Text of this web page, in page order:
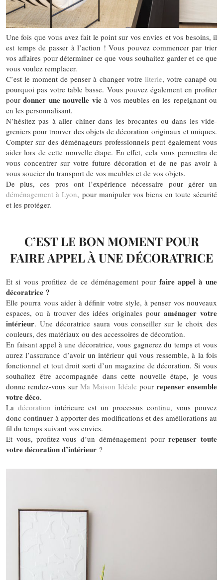
Une fois que vous avez fait le point sur vos envies et vos besoins, il
est temps de passer à l’action ! Vous pouvez commencer par trier
vos affaires pour déterminer ce que vous souhaitez garder et ce que
vous voulez remplacer.
C’est le moment de penser à changer votre literie, votre canapé ou
pourquoi pas votre table basse. Vous pouvez également en profiter
pourdonner une nouvelle vieà vos meubles en les repeignant ou
en les personnalisant.
N’hésitez pas à aller chiner dans les brocantes ou dans les vide-
greniers pour trouver des objets de décoration originaux et uniques.
Compter sur des déménageurs professionnels peut également vous
aider lors de cette nouvelle étape. En effet, cela vous permettra de
vous concentrer sur votre future décoration et de ne pas avoir à
vous soucier du transport de vos meubles et de vos objets.
De plus, ces pros ont l’expérience nécessaire pour gérer un
déménagement à Lyon, pour manipuler vos biens en toute sécurité
et les protéger.
C’EST LE BON MOMENT POUR
FAIRE APPEL À UNE DÉCORATRICE
Et si vous profitiez de ce déménagement pour faire appel à une
décoratrice ?
Elle pourra vous aider à définir votre style, à penser vos nouveaux
espaces, ou à trouver des idées originales pouraménager votre
intérieur. Une décoratrice saura vous conseiller sur le choix des
couleurs, des matériaux ou des accessoires de décoration.
En faisant appel à une décoratrice, vous gagnerez du temps et vous
aurez l’assurance d’avoir un intérieur qui vous ressemble, à la fois
fonctionnel et tout droit sorti d’un magazine de décoration. Si vous
souhaitez être accompagnée dans cette nouvelle étape, je vous
donne rendez-vous sur Ma Maison Idéale pour repenser ensemble
votre déco.
La décoration intérieure est un processus continu, vous pouvez
donc continuer à apporter des modifications et des améliorations au
fil du temps suivant vos envies.
Et vous, profitez-vous d’un déménagement pourrepenser toute
votre décoration d’intérieur ?